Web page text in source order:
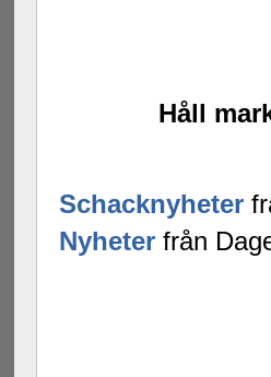
Håll
Schacknyheter
Nyheter från